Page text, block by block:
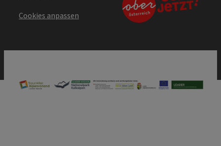
Cookies anpassen